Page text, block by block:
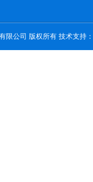
限公司 版权所有 技术支持：